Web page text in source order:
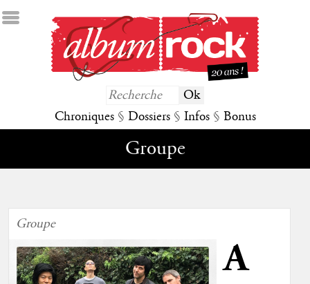
Chroniques § Dossiers § Infos § Bonus
Groupe
Groupe
A